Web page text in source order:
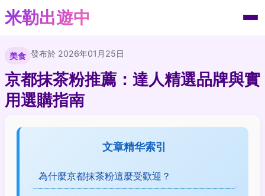
米勒出遊中
美食 發布於 2026年01月25日
京都抹茶粉推薦：達人精選品牌與實
用選購指南
文章精华索引
為什麼京都抹茶粉這麼受歡迎？